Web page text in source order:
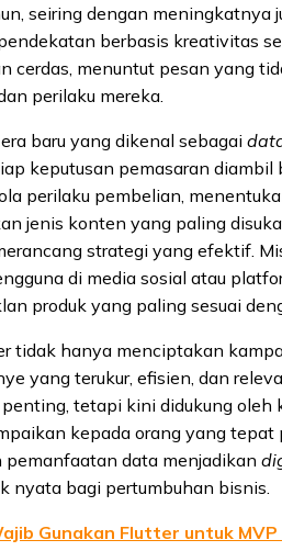
seiring dengan meningkatnya
berbasis kreativitas
cerdas, menuntut pesan yang
perilaku mereka.
baru yang dikenal sebagai
keputusan pemasaran diambil
perilaku pembelian,
jenis konten yang paling
strategi yang efektif.
di media sosial atau
produk yang paling sesuai
tidak hanya menciptakan
yang terukur, efisien, dan
tetapi kini didukung oleh
kepada orang yang tepat
data menjadikan
nyata bagi pertumbuhan bisnis.
Gunakan Flutter untuk